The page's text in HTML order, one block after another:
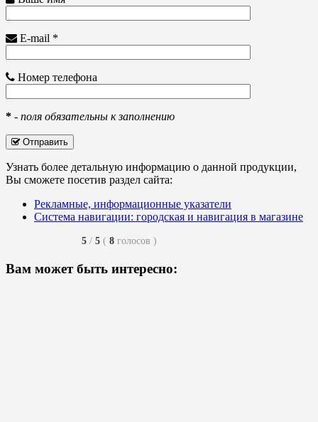
E-mail *
Номер телефона
* - поля обязательны к заполнению
Отправить
Узнать более детальную информацию о данной продукции,
Вы сможете посетив раздел сайта:
Рекламные, информационные указатели
Система навигации: городская и навигация в магазине
5 / 5 ( 8 голосов )
Вам может быть интересно: